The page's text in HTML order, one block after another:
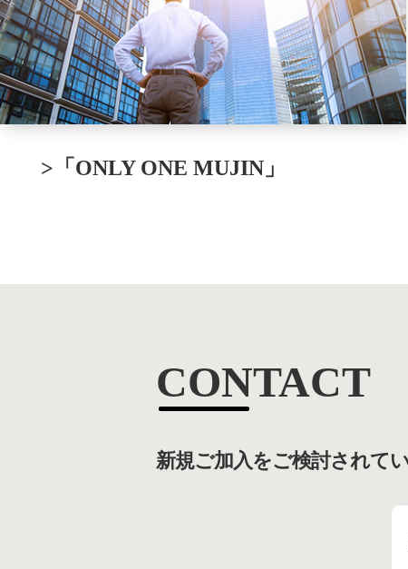
>「ONLY ONE MUJIN」
CONTACT
新規ご加入をご検討されて